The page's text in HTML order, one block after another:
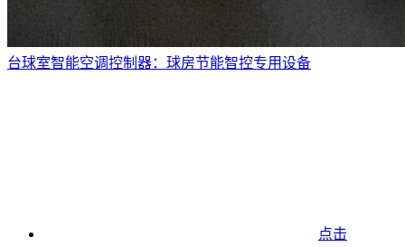
台球室智能空调控制器：球房节能智控专用设备
点击